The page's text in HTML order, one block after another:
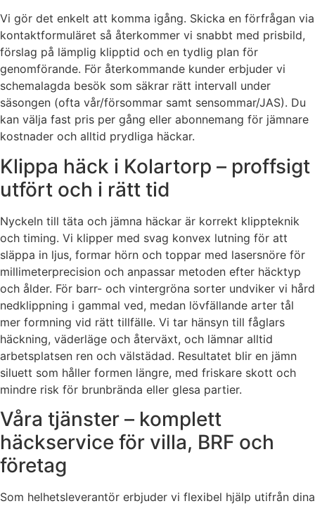
Vi gör det enkelt att komma igång. Skicka en förfrågan via
kontaktformuläret så återkommer vi snabbt med prisbild,
förslag på lämplig klipptid och en tydlig plan för
genomförande. För återkommande kunder erbjuder vi
schemalagda besök som säkrar rätt intervall under
säsongen (ofta vår/försommar samt sensommar/JAS). Du
kan välja fast pris per gång eller abonnemang för jämnare
kostnader och alltid prydliga häckar.
Klippa häck i Kolartorp – proffsigt
utfört och i rätt tid
Nyckeln till täta och jämna häckar är korrekt klippteknik
och timing. Vi klipper med svag konvex lutning för att
släppa in ljus, formar hörn och toppar med lasersnöre för
millimeterprecision och anpassar metoden efter häcktyp
och ålder. För barr- och vintergröna sorter undviker vi hård
nedklippning i gammal ved, medan lövfällande arter tål
mer formning vid rätt tillfälle. Vi tar hänsyn till fåglars
häckning, väderläge och återväxt, och lämnar alltid
arbetsplatsen ren och välstädad. Resultatet blir en jämn
siluett som håller formen längre, med friskare skott och
mindre risk för brunbrända eller glesa partier.
Våra tjänster – komplett
häckservice för villa, BRF och
företag
Som helhetsleverantör erbjuder vi flexibel hjälp utifrån dina